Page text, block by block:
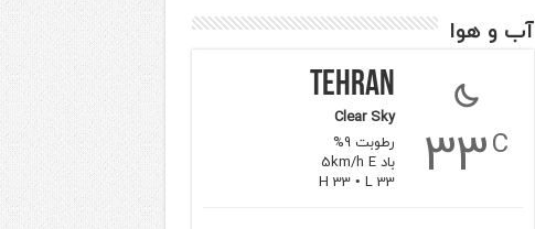
آب و هوا
33C
Tehran
Clear Sky
رطوبت 9%
باد 5km/h E
H 33 • L 33